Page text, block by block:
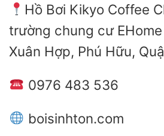
Hồ Bơi Kikyo Coffee
trường chung cư
Xuân Hợp, Phú Hữu,
0976 483 536
boisinhton.com